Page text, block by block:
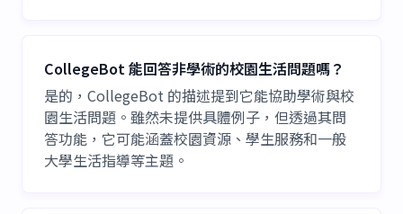
CollegeBot 能回答非學術的校園生活問題嗎？
是的，CollegeBot 的描述提到它能協助學術與校
園生活問題。雖然未提供具體例子，但透過其問
答功能，它可能涵蓋校園資源、學生服務和一般
大學生活指導等主題。